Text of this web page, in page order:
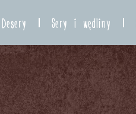
Desery Sery i wędliny